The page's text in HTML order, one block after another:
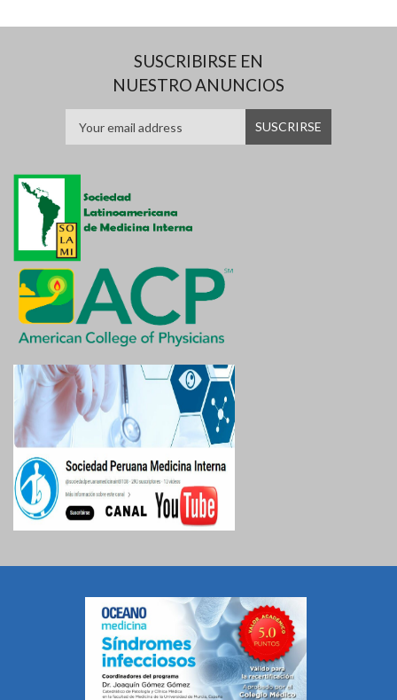
SUSCRIBIRSE EN
NUESTRO ANUNCIOS